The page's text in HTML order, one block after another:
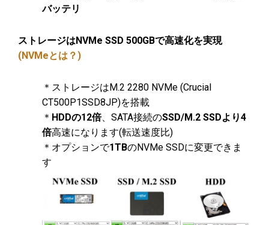
バッテリ
ストレージはNVMe SSD 500GBで高速化を実現
(NVMeとは？)
＊ストレージはM.2 2280 NVMe (Crucial
CT500P1SSD8JP)を搭載
＊ HDDの12倍、SATA接続のSSD/M.2 SSDより4
倍高速になります(転送速度比)
＊オプションで1TBのNVMe SSDに変更できま
す